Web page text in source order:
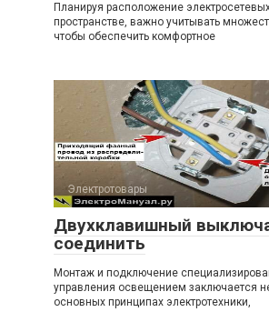
Планируя расположение
пространстве, важно учитывать
чтобы обеспечить комфортное
Электротовары
Двухклавишный
соединить
Монтаж и подключение
управления освещением заключается
основных принципах электротехники,